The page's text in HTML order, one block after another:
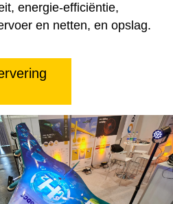
energie-efficiëntie,
en netten, en opslag.